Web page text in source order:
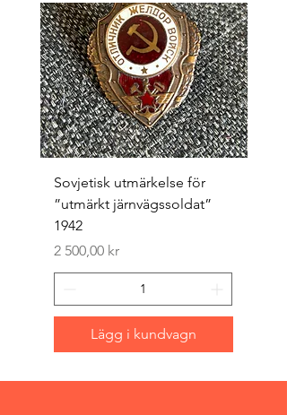
Sovjetisk utmärkelse för
”utmärkt järnvägssoldat”
1942
Pris
2 500,00 kr
Lägg i kundvagn